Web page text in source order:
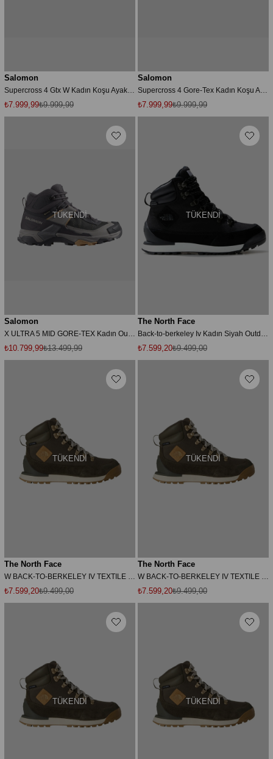
Salomon
Supercross 4 Gtx W Kadın Koşu Ayakkabısı
₺7.999,99₺9.999,99
Salomon
Supercross 4 Gore-Tex Kadın Koşu Ayakkabısı
₺7.999,99₺9.999,99
TÜKENDI
Salomon
₺10.799,99₺13.499,99
TÜKENDI
The North Face
₺7.599,20₺9.499,00
TÜKENDI
The North Face
W BACK-TO-BERKELEY IV TEXTILE WP Kadın Ayakkabısı NF0A8179DSL1 Yeşil-39.5
₺7.599,20₺9.499,00
TÜKENDI
The North Face
W BACK-TO-BERKELEY IV TEXTILE WP Kadın Ayakkabısı NF0A8179DSL1 Yeşil-38
₺7.599,20₺9.499,00
TÜKENDI TÜKENDI